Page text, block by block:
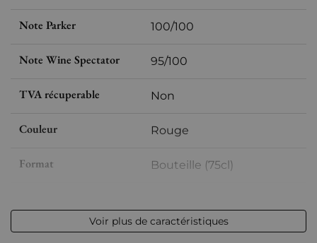
Note Parker 100/100
Note Wine Spectator 95/100
TVA récuperable Non
Couleur Rouge
Format Bouteille (75cl)
Volume 12,50 % vol - 75 cl
Voir plus de caractéristiques